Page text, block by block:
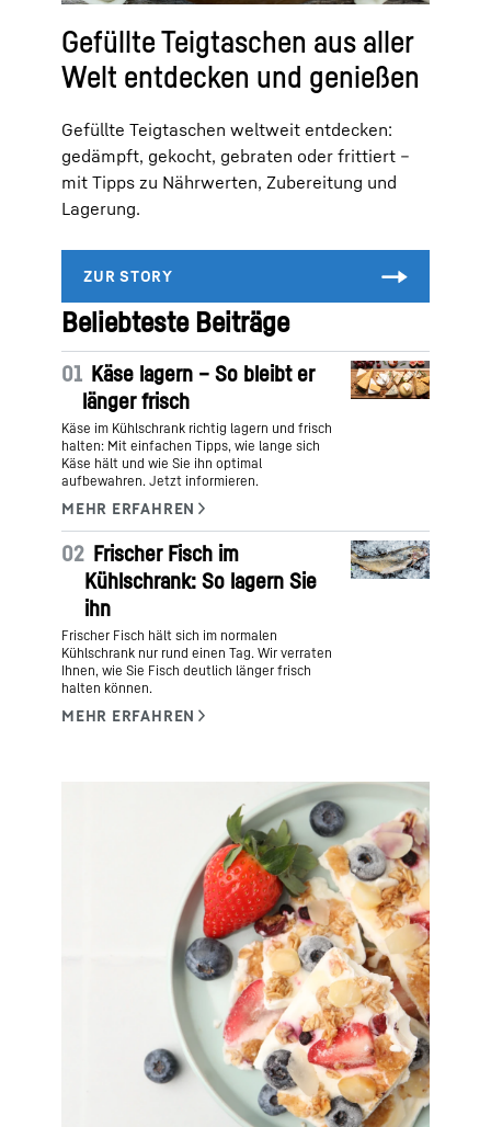
Gefüllte Teigtaschen aus aller
Welt entdecken und genießen
Gefüllte Teigtaschen weltweit entdecken:
gedämpft, gekocht, gebraten oder frittiert –
mit Tipps zu Nährwerten, Zubereitung und
Lagerung.
Beliebteste Beiträge
01 Käse lagern – So bleibt er
länger frisch
Käse im Kühlschrank richtig lagern und frisch
halten: Mit einfachen Tipps, wie lange sich
Käse hält und wie Sie ihn optimal
aufbewahren. Jetzt informieren.
02 Frischer Fisch im
Kühlschrank: So lagern Sie
ihn
Frischer Fisch hält sich im normalen
Kühlschrank nur rund einen Tag. Wir verraten
Ihnen, wie Sie Fisch deutlich länger frisch
halten können.